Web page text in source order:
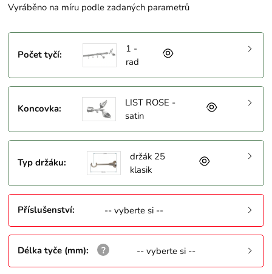
Vyráběno na míru podle zadaných parametrů
Počet tyčí:
1 -
rad
Koncovka:
LIST ROSE -
satin
Typ držáku:
držák 25
klasik
Příslušenství: -- vyberte si --
Délka tyče (mm): -- vyberte si --